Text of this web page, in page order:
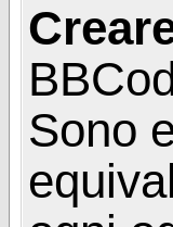
Sono